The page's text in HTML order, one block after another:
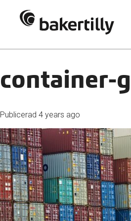
container-
Publicerad 4 years ago